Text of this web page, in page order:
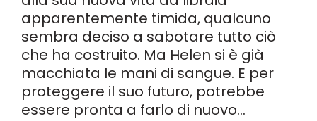
apparentemente timida, qualcuno
sembra deciso a sabotare tutto ciò
che ha costruito. Ma Helen si è già
macchiata le mani di sangue. E per
proteggere il suo futuro, potrebbe
essere pronta a farlo di nuovo…